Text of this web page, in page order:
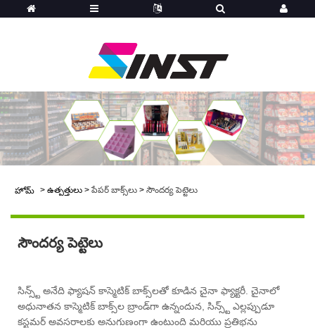
హోమ్ > ఉత్పత్తులు >పేపర్ బాక్స్‌లు > సౌందర్య పెట్టెలు
సౌందర్య పెట్టెలు
సిన్స్ట్ అనేది ఫ్యాషన్ కాస్మెటిక్ బాక్స్‌లతో కూడిన చైనా ఫ్యాక్టరీ. చైనాలో
అధునాతన కాస్మెటిక్ బాక్స్‌ల బ్రాండ్‌గా ఉన్నందున, సిన్స్ట్ ఎల్లప్పుడూ
కస్టమర్ అవసరాలకు అనుగుణంగా ఉంటుంది మరియు ప్రతిభను